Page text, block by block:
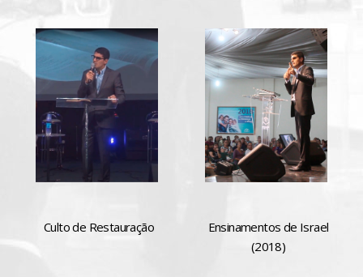
Culto de Restauração
Ensinamentos de Israel
(2018)